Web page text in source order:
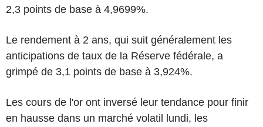
2,3 points de base à 4,9699%.
Le rendement à 2 ans, qui suit généralement les
anticipations de taux de la Réserve fédérale, a
grimpé de 3,1 points de base à 3,924%.
Les cours de l'or ont inversé leur tendance pour finir
en hausse dans un marché volatil lundi, les